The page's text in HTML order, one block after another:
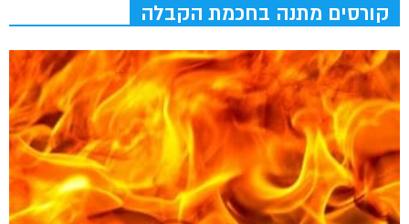
קורסים מתנה בחכמת הקבלה